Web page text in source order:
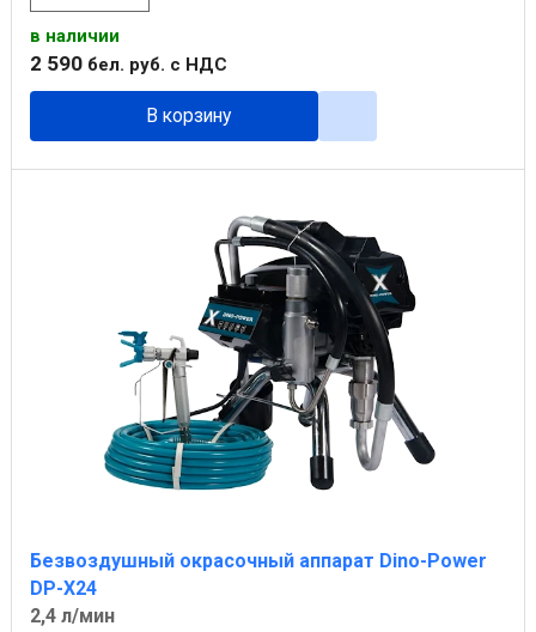
в наличии
2 590 бел. руб. с НДС
В корзину
Безвоздушный окрасочный аппарат Dino-Power
DP-X24
2,4 л/мин